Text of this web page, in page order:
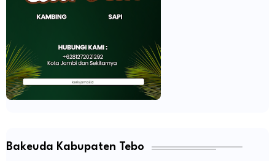
Bakeuda Kabupaten Tebo